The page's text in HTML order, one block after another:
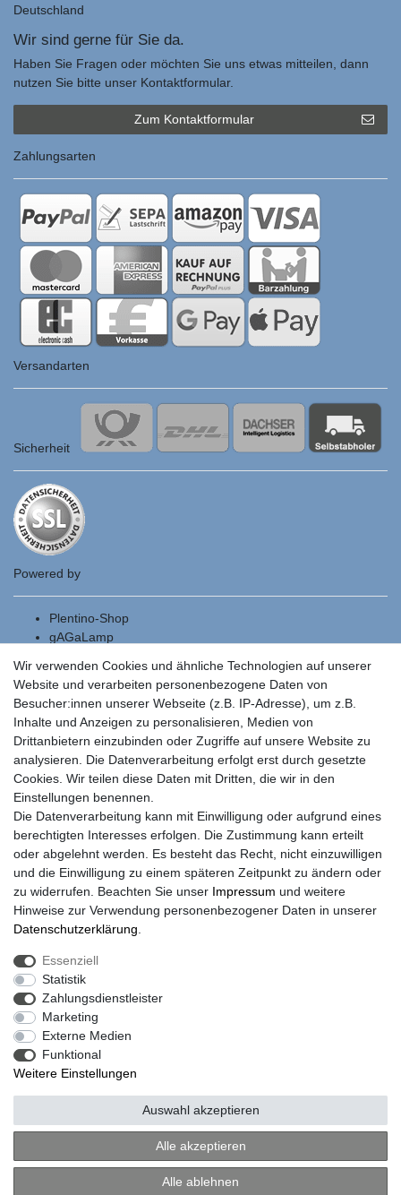
Deutschland
Wir sind gerne für Sie da.
Haben Sie Fragen oder möchten Sie uns etwas mitteilen, dann
nutzen Sie bitte unser Kontaktformular.
Zum Kontaktformular
Zahlungsarten
Versandarten
Sicherheit
Powered by
Plentino-Shop
gAGaLamp
Cardanlight-Shop
Batteriespeicher
PlentiSolar
Gebrauchtlicht
Ledkauf
DEYESOLAR
Lightech Connect
CardanLight Europe
FORTIMO LEDs
LED-RETROSHOP
MeinUSB
Impressum
Barrierefreiheitserklärung
Vertrag widerrufen
© Copyright 2026 | Alle Rechte vorbehalten.
Wir verwenden Cookies und ähnliche Technologien auf unserer
Website und verarbeiten personenbezogene Daten von
Besucher:innen unserer Webseite (z.B. IP-Adresse), um z.B.
Inhalte und Anzeigen zu personalisieren, Medien von
Drittanbietern einzubinden oder Zugriffe auf unsere Website zu
analysieren. Die Datenverarbeitung erfolgt erst durch gesetzte
Cookies. Wir teilen diese Daten mit Dritten, die wir in den
Einstellungen benennen.
Die Datenverarbeitung kann mit Einwilligung oder aufgrund eines
berechtigten Interesses erfolgen. Die Zustimmung kann erteilt
oder abgelehnt werden. Es besteht das Recht, nicht einzuwilligen
und die Einwilligung zu einem späteren Zeitpunkt zu ändern oder
zu widerrufen. Beachten Sie unser Impressum und weitere
Hinweise zur Verwendung personenbezogener Daten in unserer
Daten­schutz­erklärung
Essenziell
Statistik
Zahlungsdienstleister
Marketing
Externe Medien
Funktional
Weitere Einstellungen
Alle akzeptieren
Alle ablehnen
Auswahl akzeptieren